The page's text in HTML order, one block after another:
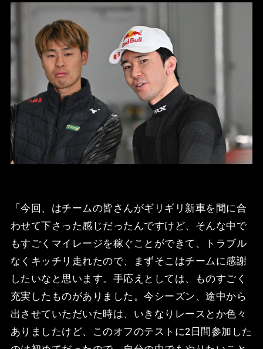
「今回、はチームの皆さんがギリギリ新車を間に合
わせて下さった感じだったんですけど、そんな中で
もすごくマイレージを稼ぐことができて、トラブル
なくキッチリ走れたので、まずそこはチームに感謝
したいなと思います。手応えとしては、ものすごく
充実したものがありました。今シーズン、途中から
出させていただいた時は、いきなりレースとか色々
ありましたけど、このオフのテストに2日間参加した